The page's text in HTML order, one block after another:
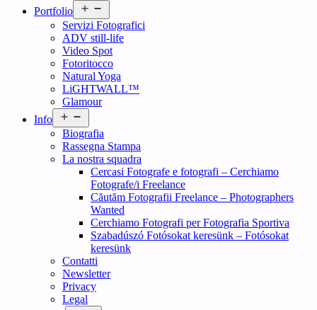
Portfolio
menu
Servizi Fotografici
ADV still-life
Video Spot
Fotoritocco
Natural Yoga
LiGHTWALL™
Glamour
Info
menu
Biografia
Rassegna Stampa
La nostra squadra
Cercasi Fotografe e fotografi – Cerchiamo
Fotografe/i Freelance
Căutăm Fotografii Freelance – Photographers
Wanted
Cerchiamo Fotografi per Fotografia Sportiva
Szabadúszó Fotósokat keresünk – Fotósokat
keresünk
Contatti
Newsletter
Privacy
Legal